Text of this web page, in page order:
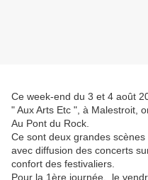
Ce week-end du 3 et 4 août
" Aux Arts Etc ", à Malestroit,
Au Pont du Rock.
Ce sont deux grandes
avec diffusion des concerts
confort des festivaliers.
Pour la 1ère journée, le